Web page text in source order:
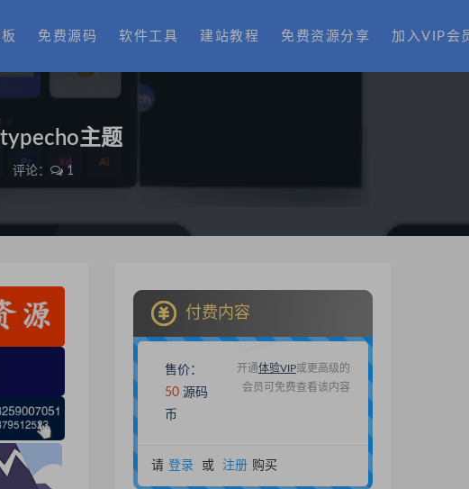
免费源码 软件工具 建站教程 免费资源分享 加入VIP会
主题
评论： 1
付费内容
售价：
50 源码
币
开通体验VIP或更高级的
会员可免费查看该内容
请 登录 或 注册 购买